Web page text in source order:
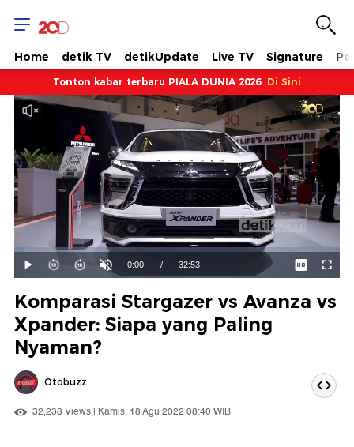
Home detik TV detikUpdate Live TV Signature
Tonton kabar terbaru PIALA DUNIA 2026 Di Sini
Mainkan
Suara
Hidup
Waktu
0:00 / Durasi
32:53
Dimuat:
3.04%
Komparasi Stargazer vs Avanza vs
Xpander: Siapa yang Paling
Nyaman?
Otobuzz
32,238 Views | Kamis, 18 Agu 2022 08:40 WIB